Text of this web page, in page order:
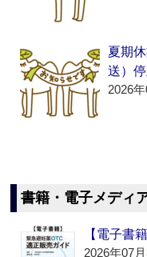
夏期
送）
2026
書籍・電子メディ
【電子書
2026年07